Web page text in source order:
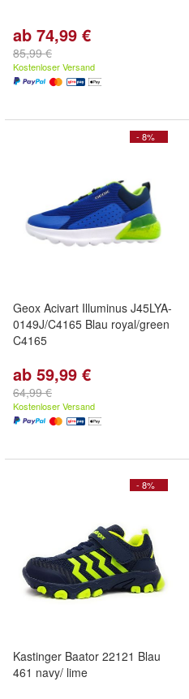
ab 74,99 €
85,99 €
Kostenloser Versand
- 8%
Geox Acivart Illuminus J45LYA-
0149J/C4165 Blau royal/green
C4165
ab 59,99 €
64,99 €
Kostenloser Versand
- 8%
Kastinger Baator 22121 Blau
461 navy/ lime